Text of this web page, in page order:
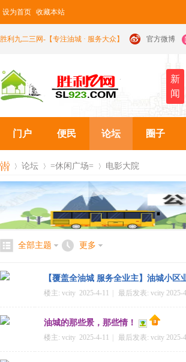
设为首页 收藏本站
胜利九二三网-【专注油城 · 服务大众】 官方微博
新
闻
门户 便民 论坛 圈子
论坛
›
=休闲广场=
›
电影大院
全部主题 更多
【覆盖全油城 服务全业主】油城小
楼主: vcity 2025-4-11 最后发表: vcity 2025-
油城的那些景，那些情！
楼主: vcity 2025-4-11 最后发表: vcity 2025-